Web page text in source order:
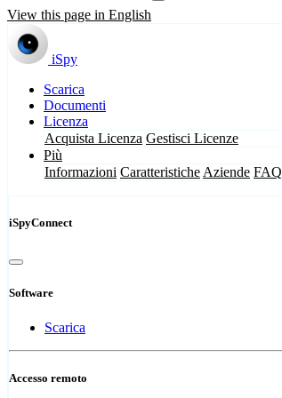
View this page in English
iSpy
Scarica
Documenti
Licenza
Acquista Licenza Gestisci Licenze
Più
Informazioni Caratteristiche Aziende FAQ
iSpyConnect
Software
Scarica
Accesso remoto